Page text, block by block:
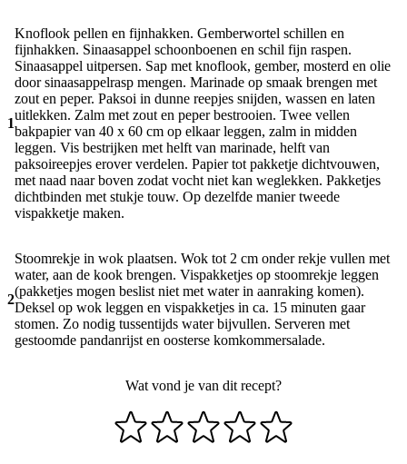
1
Knoflook pellen en fijnhakken. Gemberwortel schillen en
fijnhakken. Sinaasappel schoonboenen en schil fijn raspen.
Sinaasappel uitpersen. Sap met knoflook, gember, mosterd en olie
door sinaasappelrasp mengen. Marinade op smaak brengen met
zout en peper. Paksoi in dunne reepjes snijden, wassen en laten
uitlekken. Zalm met zout en peper bestrooien. Twee vellen
bakpapier van 40 x 60 cm op elkaar leggen, zalm in midden
leggen. Vis bestrijken met helft van marinade, helft van
paksoireepjes erover verdelen. Papier tot pakketje dichtvouwen,
met naad naar boven zodat vocht niet kan weglekken. Pakketjes
dichtbinden met stukje touw. Op dezelfde manier tweede
vispakketje maken.
2
Stoomrekje in wok plaatsen. Wok tot 2 cm onder rekje vullen met
water, aan de kook brengen. Vispakketjes op stoomrekje leggen
(pakketjes mogen beslist niet met water in aanraking komen).
Deksel op wok leggen en vispakketjes in ca. 15 minuten gaar
stomen. Zo nodig tussentijds water bijvullen. Serveren met
gestoomde pandanrijst en oosterse komkommersalade.
Wat vond je van dit recept?